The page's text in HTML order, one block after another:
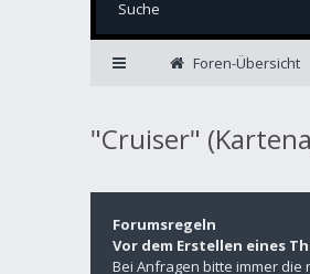
Foren-Übersicht
"Cruiser"
Forumsregeln
Vor dem Erstellen eines
Bei Anfragen bitte immer